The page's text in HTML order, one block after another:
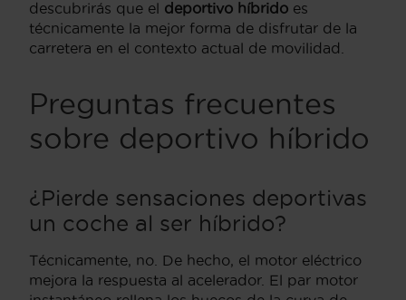
descubrirás que el deportivo híbrido es
técnicamente la mejor forma de disfrutar de la
carretera en el contexto actual de movilidad.
Preguntas frecuentes
sobre deportivo híbrido
¿Pierde sensaciones deportivas
un coche al ser híbrido?
Técnicamente, no. De hecho, el motor eléctrico
mejora la respuesta al acelerador. El par motor